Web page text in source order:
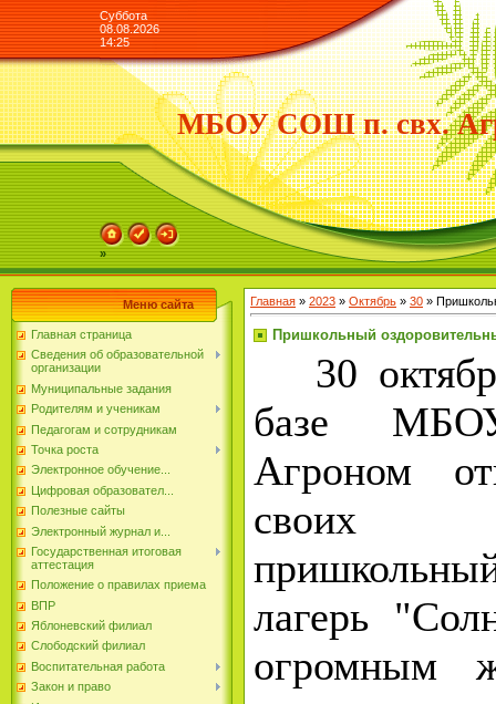
Суббота
08.08.2026
14:25
МБОУ СОШ п. свх.
»
Меню сайта
Главная страница
Сведения об образовательной
организации
Муниципальные задания
Родителям и ученикам
Педагогам и сотрудникам
Точка роста
Электронное обучение...
Цифровая образовател...
Полезные сайты
Электронный журнал и...
Государственная итоговая
аттестация
Положение о правилах приема
ВПР
Яблоневский филиал
Слободский филиал
Воспитательная работа
Закон и право
Главная » 2023 » Октябрь » 30 »
Пришкольный
30
базе
Агроном
своих
лагерь
огромным